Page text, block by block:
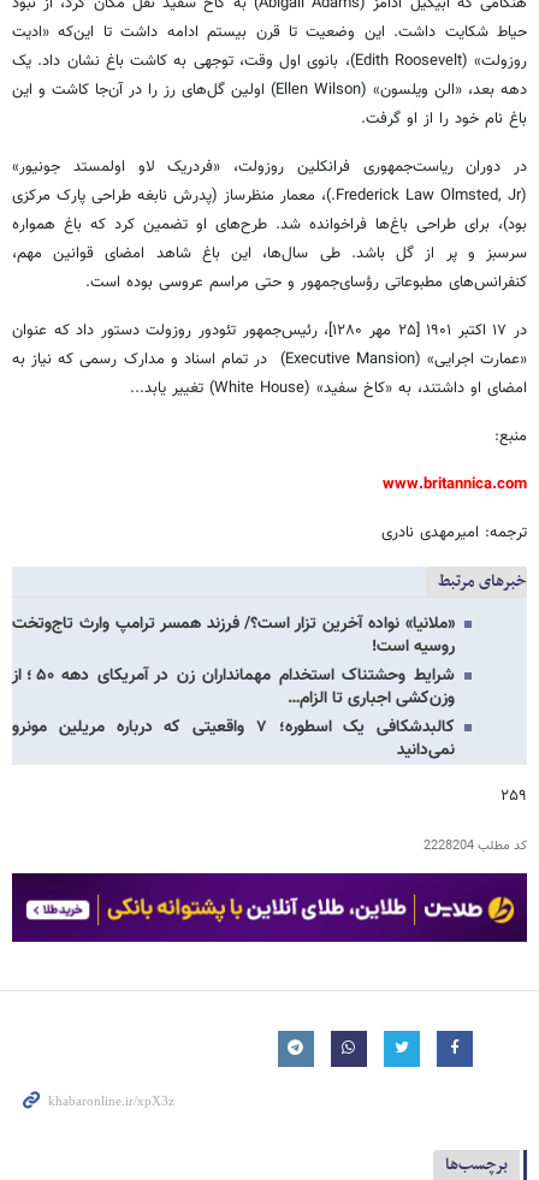
حیاط شکایت داشت. این وضعیت تا قرن بیستم ادامه داشت تا این‌که «ادیت
روزولت» (Edith Roosevelt)، بانوی اول وقت، توجهی به کاشت باغ نشان داد. یک
دهه بعد، «الن ویلسون» (Ellen Wilson) اولین گل‌های رز را در آن‌جا کاشت و این
باغ نام خود را از او گرفت.
در دوران ریاست‌جمهوری فرانکلین روزولت، «فردریک لاو اولمستد جونیور»
(Frederick Law Olmsted, Jr.)، معمار منظرساز (پدرش نابغه‌ طراحی پارک مرکزی
بود)، برای طراحی باغ‌ها فراخوانده شد. طرح‌های او تضمین کرد که باغ همواره
سرسبز و پر از گل باشد. طی سال‌ها، این باغ شاهد امضای قوانین مهم،
کنفرانس‌های مطبوعاتی رؤسای‌جمهور و حتی مراسم عروسی بوده است.
در ۱۷ اکتبر ۱۹۰۱ [۲۵ مهر ۱۲۸۰]، رئیس‌جمهور تئودور روزولت دستور داد که عنوان
«عمارت اجرایی» (Executive Mansion) در تمام اسناد و مدارک رسمی که نیاز به
امضای او داشتند، به «کاخ سفید» (White House) تغییر یابد...
منبع:
www.britannica.com
ترجمه: امیرمهدی نادری
خبرهای مرتبط
«ملانیا» نواده آخرین تزار است؟/ فرزند همسر ترامپ وارث تاج‌وتخت
روسیه است!
شرایط وحشتناک استخدام مهمانداران زن در آمریکای دهه ۵۰؛ از
وزن‌کشی اجباری تا الزام…
کالبدشکافی یک اسطوره؛ ۷ واقعیتی که درباره مریلین مونرو
نمی‌دانید
۲۵۹
کد مطلب2228204
برچسب‌ها